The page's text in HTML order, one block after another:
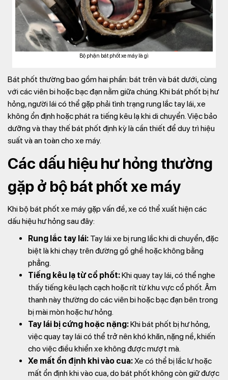
Bộ phận bát phốt xe máy là gì
Bát phốt thường bao gồm hai phần: bát trên và bát dưới, cùng
với các viên bi hoặc bạc đạn nằm giữa chúng. Khi bát phốt bị hư
hỏng, người lái có thể gặp phải tình trạng rung lắc tay lái, xe
không ổn định hoặc phát ra tiếng kêu lạ khi di chuyển. Việc bảo
dưỡng và thay thế bát phốt định kỳ là cần thiết để duy trì hiệu
suất và an toàn cho xe máy.
Các dấu hiệu hư hỏng thường
gặp ở bộ bát phốt xe máy
Khi bộ bát phốt xe máy gặp vấn đề, xe có thể xuất hiện các
dấu hiệu hư hỏng sau đây:
Rung lắc tay lái: Tay lái xe bị rung lắc khi di chuyển, đặc
biệt là khi chạy trên đường gồ ghề hoặc không bằng
phẳng.
Tiếng kêu lạ từ cổ phốt:Khi quay tay lái, có thể nghe
thấy tiếng kêu lạch cạch hoặc rít từ khu vực cổ phốt. Âm
thanh này thường do các viên bi hoặc bạc đạn bên trong
bị mài mòn hoặc hư hỏng.
Tay lái bị cứng hoặc nặng:Khi bát phốt bị hư hỏng,
việc quay tay lái có thể trở nên khó khăn, nặng nề, khiến
cho việc điều khiển xe không được mượt mà.
Xe mất ổn định khi vào cua:Xe có thể bị lắc lư hoặc
mất ổn định khi vào cua, do bát phốt không còn giữ được